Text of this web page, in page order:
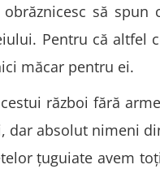
să
Pentru că altfel
măcar pentru ei.
război fără
dar absolut nimeni
țuguiate avem